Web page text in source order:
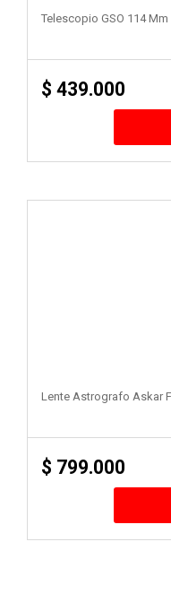
Telescopio GSO 114
$ 439.000
Lente Astrografo Askar
$ 799.000